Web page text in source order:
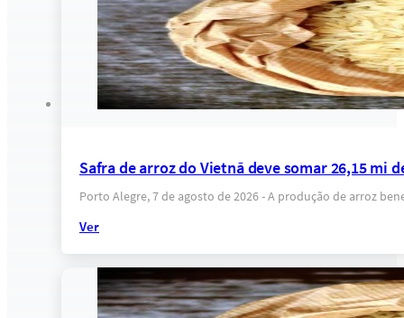
Safra de arroz do Vietnã deve somar 26,15 mi
Porto Alegre, 7 de agosto de 2026 - A produção de arroz
Ver